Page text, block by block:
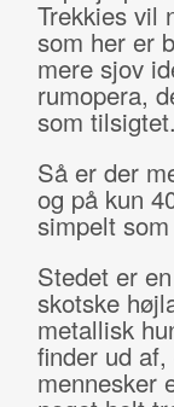
Trekkies vil
som her er
mere sjov
rumopera,
som tilsigtet.
Så er der
og på kun
simpelt
Stedet er
skotske
metallisk
finder ud
mennesker